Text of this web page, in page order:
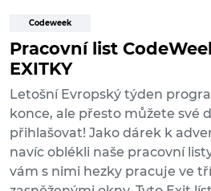
Codeweek
Pracovní list
EXITKY
Letošní Evropský týden
konce, ale přesto můžete své
přihlašovat! Jako dárek k
navíc oblékli naše pracovní
vám s nimi hezky pracuje ve